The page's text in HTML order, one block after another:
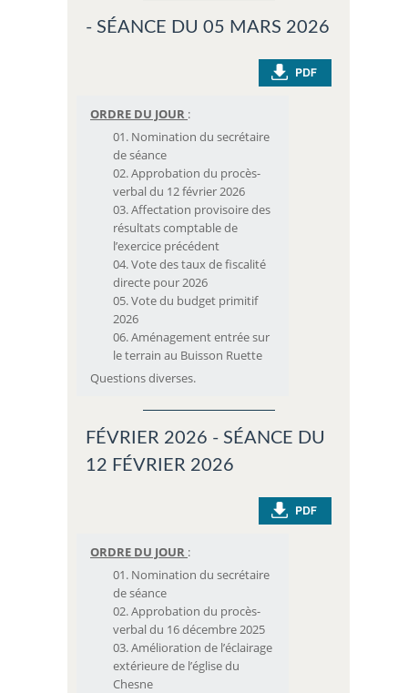
- SÉANCE DU 05 MARS 2026
ORDRE DU JOUR :
Nomination du secrétaire
de séance
Approbation du procès-
verbal du 12 février 2026
Affectation provisoire des
résultats comptable de
l’exercice précédent
Vote des taux de fiscalité
directe pour 2026
Vote du budget primitif
2026
Aménagement entrée sur
le terrain au Buisson Ruette
Questions diverses.
FÉVRIER 2026 - SÉANCE DU
12 FÉVRIER 2026
ORDRE DU JOUR :
Nomination du secrétaire
de séance
Approbation du procès-
verbal du 16 décembre 2025
Amélioration de l’éclairage
extérieure de l’église du
Chesne